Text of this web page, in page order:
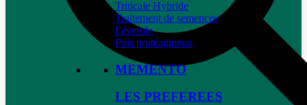
Triticale Hybride
Traitement de semences
Féverole
Pois protéagineux
MEMENTO
LES PREFEREES